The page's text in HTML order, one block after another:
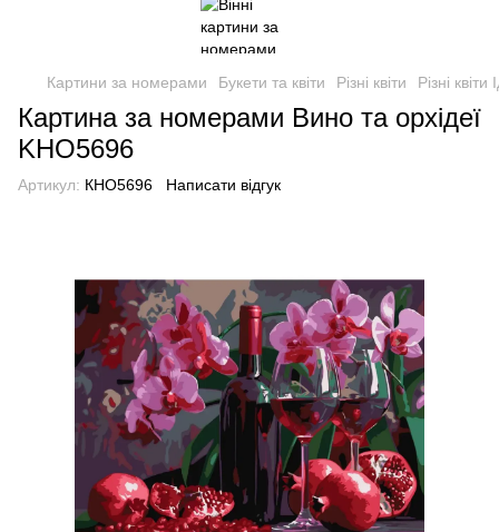
Картини за номерами Букети та квіти Різні квіти Різні квіти
Картина за номерами Вино та орхідеї
KHO5696
Артикул: КНО5696 Написати відгук